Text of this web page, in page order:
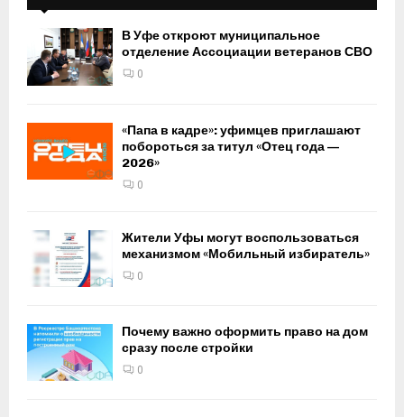
В Уфе откроют муниципальное
отделение Ассоциации ветеранов СВО
0
«Папа в кадре»: уфимцев приглашают
побороться за титул «Отец года —
2026»
0
Жители Уфы могут воспользоваться
механизмом «Мобильный избиратель»
0
Почему важно оформить право на дом
сразу после стройки
0